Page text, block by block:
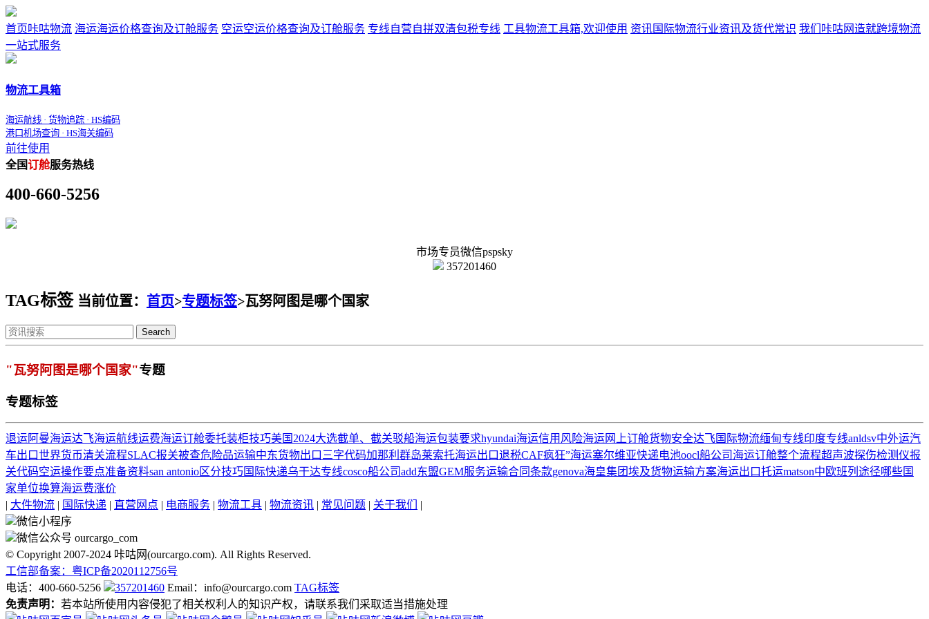
首页咔咕物流 海运海运价格查询及订舱服务 空运空运价格查询及订舱服务 专线自营自拼双清包税专线 工具物流工具箱,欢迎使用 资讯国际物流行业资讯及货代常识 我们 咔咕网造就跨境物流
一站式服务
物流工具箱
海运航线 · 货物追踪 · HS编码
港口机场查询 · HS海关编码
前往使用
全国订舱服务热线
400-660-5256
市场专员微信pspsky
357201460
TAG标签 当前位置： 首页>专题标签>瓦努阿图是哪个国家
Search
"瓦努阿图是哪个国家"专题
专题标签
退运阿曼海运达飞海运航线运费海运订舱委托装柜技巧美国2024大选截单、截关驳船海运包装要求hyundai海运信用风险海运网上订舱货物安全达飞国际物流缅甸专线印度专线anldsv中外运汽
车出口世界货币清关流程SLAC报关被查危险品运输中东货物出口 三字代码加那利群岛莱索托海运出口退税CAF疯狂”海运塞尔维亚快递电池oocl船公司 海运订舱整个流程超声波探伤检测仪报
关代码空运操作要点准备资料san antonio区分技巧 国际快递乌干达专线cosco船公司add东盟GEM服务运输合同条款genova海皇集团埃及货物运输方案海运出口托运matson中欧班列途径哪些国
家单位换算海运费涨价
| 大件物流 | 国际快递 | 直营网点 | 电商服务 | 物流工具 | 物流资讯 | 常见问题 | 关于我们
|
微信小程序
微信公众号 ourcargo_com
© Copyright 2007-2024 咔咕网(ourcargo.com). All Rights Reserved.
工信部备案：粤ICP备2020112756号
电话：400-660-5256
357201460 Email：info@ourcargo.com TAG标签
免责声明： 若本站所使用内容侵犯了相关权利人的知识产权，请联系我们采取适当措施处理